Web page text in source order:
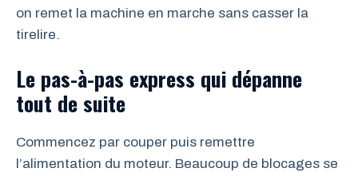
on remet la machine en marche sans casser la
tirelire.
Le pas-à-pas express qui dépanne
tout de suite
Commencez par couper puis remettre
l’alimentation du moteur. Beaucoup de blocages se